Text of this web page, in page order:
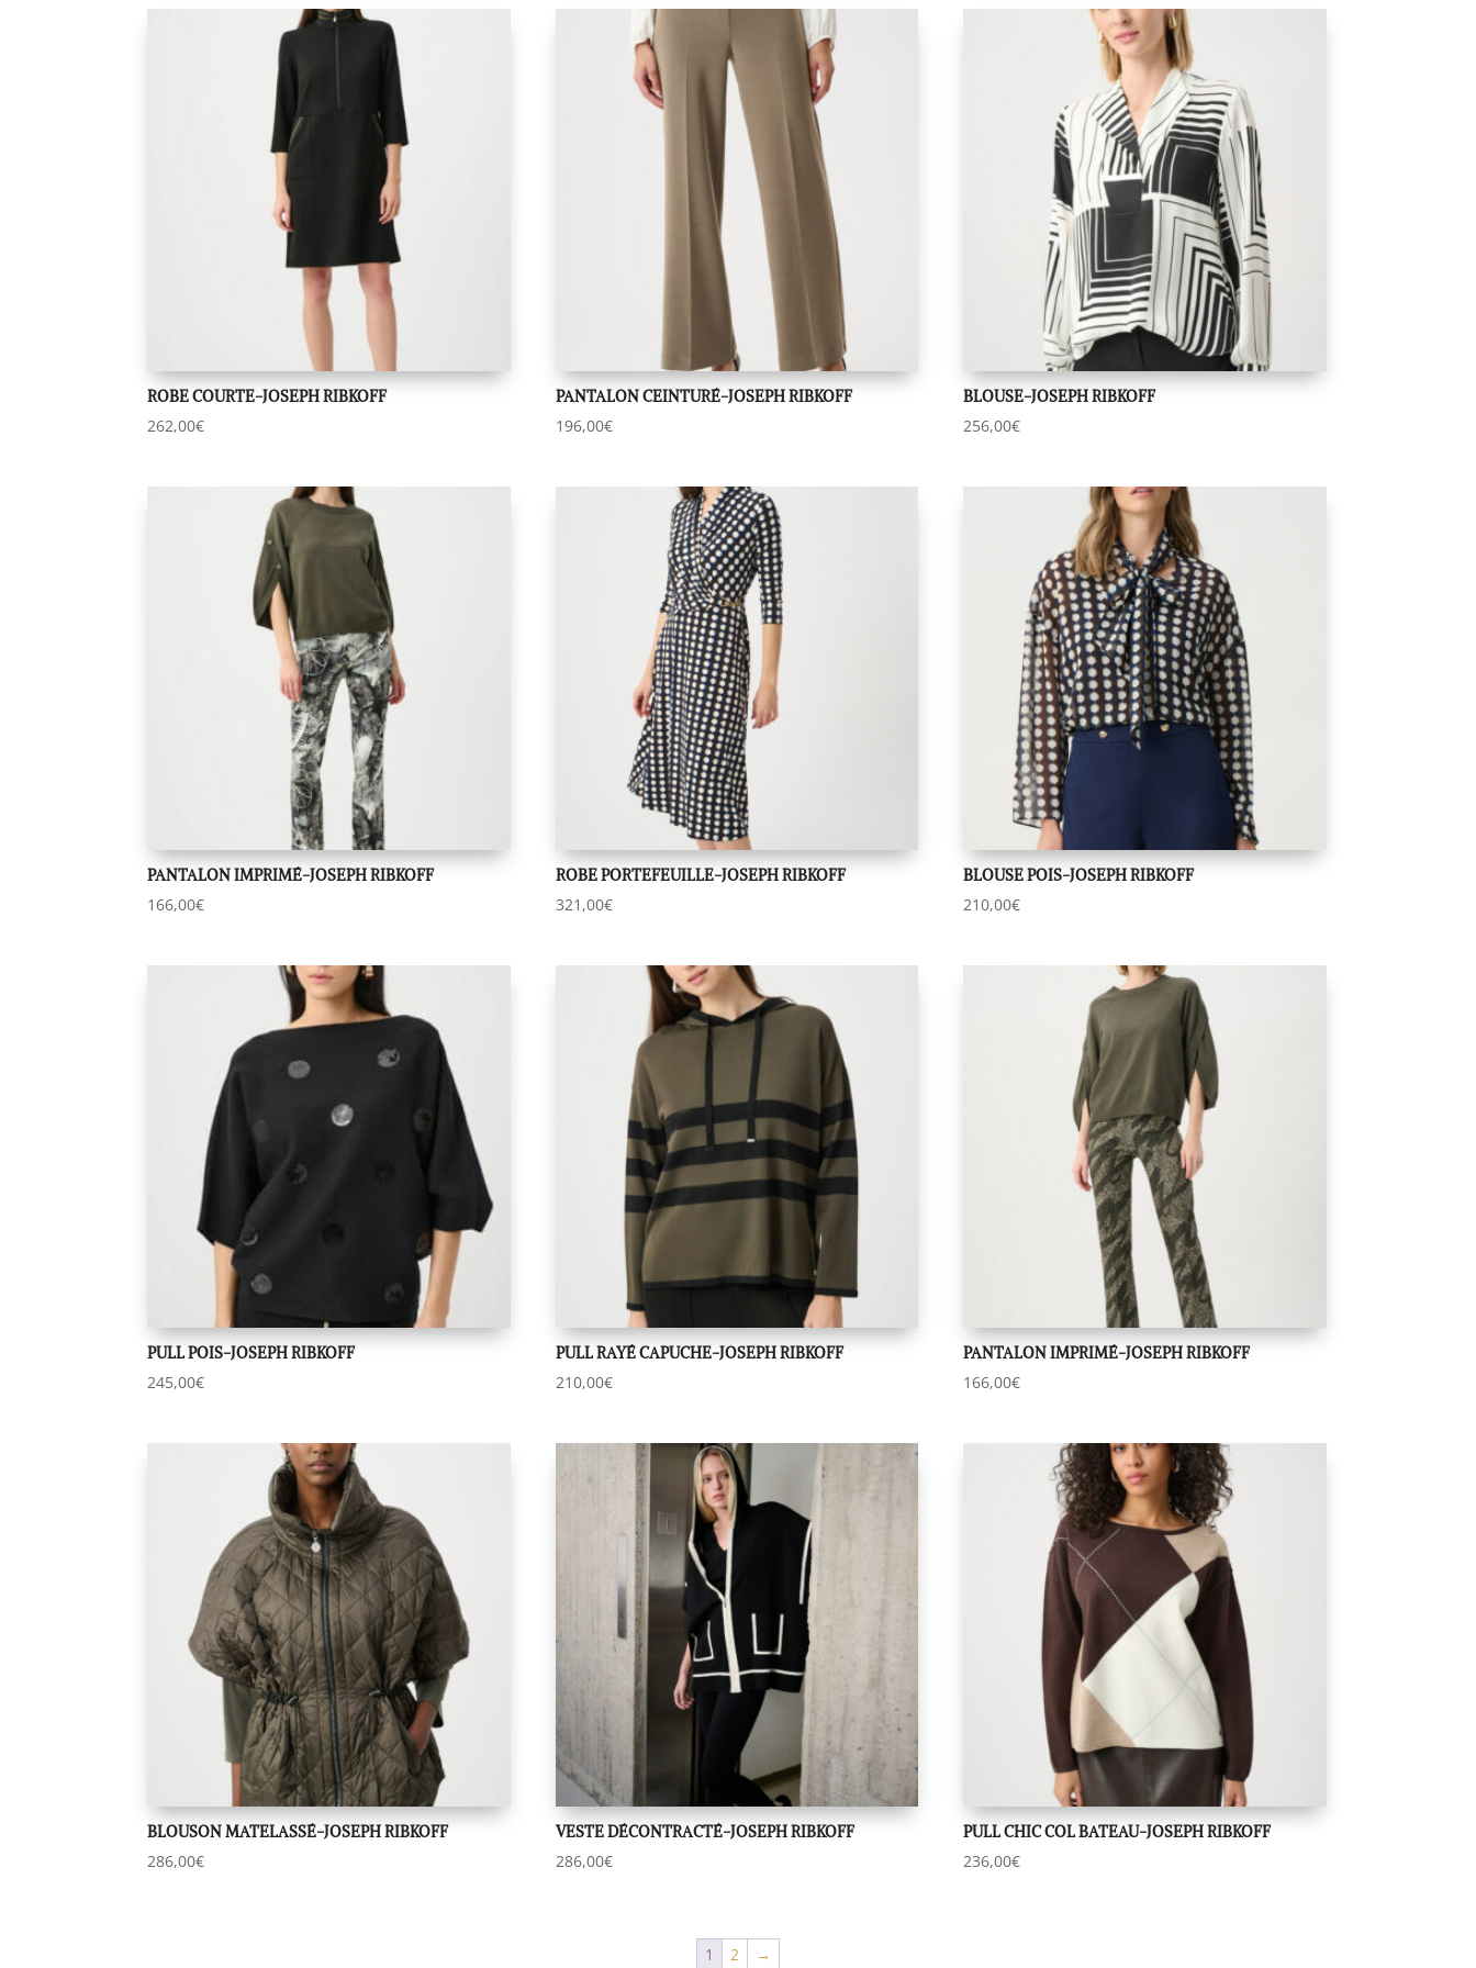
récent
au
plus
ancien
ROBE COURTE-JOSEPH RIBKOFF
262,00€
PANTALON CEINTURÉ-JOSEPH RIBKOFF
196,00€
BLOUSE-JOSEPH RIBKOFF
256,00€
PANTALON IMPRIMÉ-JOSEPH RIBKOFF
166,00€
ROBE PORTEFEUILLE-JOSEPH RIBKOFF
321,00€
BLOUSE POIS-JOSEPH RIBKOFF
210,00€
PULL POIS-JOSEPH RIBKOFF
245,00€
PULL RAYÉ CAPUCHE-JOSEPH RIBKOFF
210,00€
PANTALON IMPRIMÉ-JOSEPH RIBKOFF
166,00€
BLOUSON MATELASSÉ-JOSEPH RIBKOFF
286,00€
VESTE DÉCONTRACTÉ-JOSEPH RIBKOFF
286,00€
PULL CHIC COL BATEAU-JOSEPH RIBKOFF
236,00€
1 2 →